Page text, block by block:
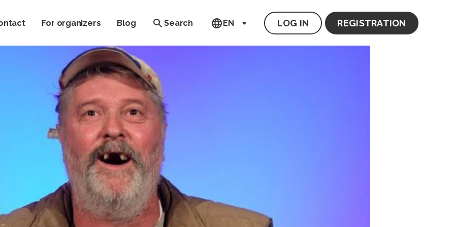
For organizers Blog Search EN LOG IN REGISTRATION